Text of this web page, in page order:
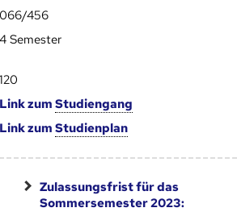
066/456
4 Semester
120
Link zumStudien­gang
Link zumStudien­plan
Zulassungsfrist für das
Sommersemester 2023: